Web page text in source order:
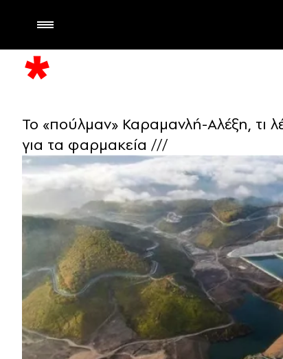
Το «πούλμαν» Καραμανλή-Αλέξη, τι
για τα φαρμακεία ///